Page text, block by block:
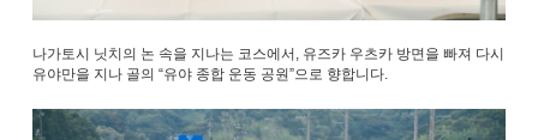
나가토시 닛치의 논 속을 지나는 코스에서, 유즈카 우츠카 방면을 빠져 다시
유야만을 지나 골의 “유야 종합 운동 공원”으로 향합니다.